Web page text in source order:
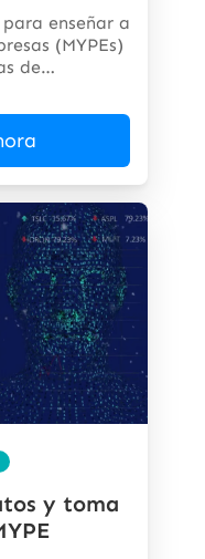
enseñar a
(MYPEs)
de
y toma